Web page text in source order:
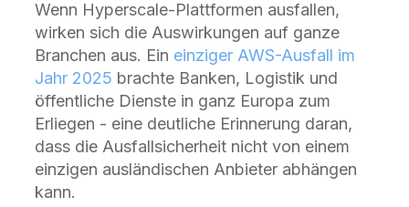
Wenn Hyperscale-Plattformen ausfallen,
wirken sich die Auswirkungen auf ganze
Branchen aus. Ein einziger AWS-Ausfall im
Jahr 2025 brachte Banken, Logistik und
öffentliche Dienste in ganz Europa zum
Erliegen - eine deutliche Erinnerung daran,
dass die Ausfallsicherheit nicht von einem
einzigen ausländischen Anbieter abhängen
kann.